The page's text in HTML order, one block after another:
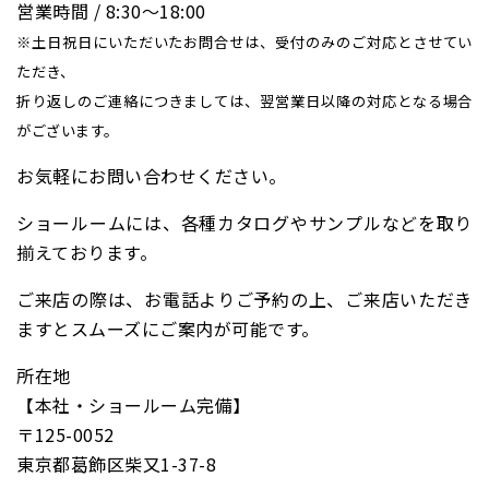
営業時間 / 8:30〜18:00
※土日祝日にいただいたお問合せは、受付のみのご対応とさせてい
ただき、
折り返しのご連絡につきましては、翌営業日以降の対応となる場合
がございます。
お気軽にお問い合わせください。
ショールームには、各種カタログやサンプルなどを取り
揃えております。
ご来店の際は、お電話よりご予約の上、ご来店いただき
ますとスムーズにご案内が可能です。
所在地
【本社・ショールーム完備】
〒125-0052
東京都葛飾区柴又1-37-8